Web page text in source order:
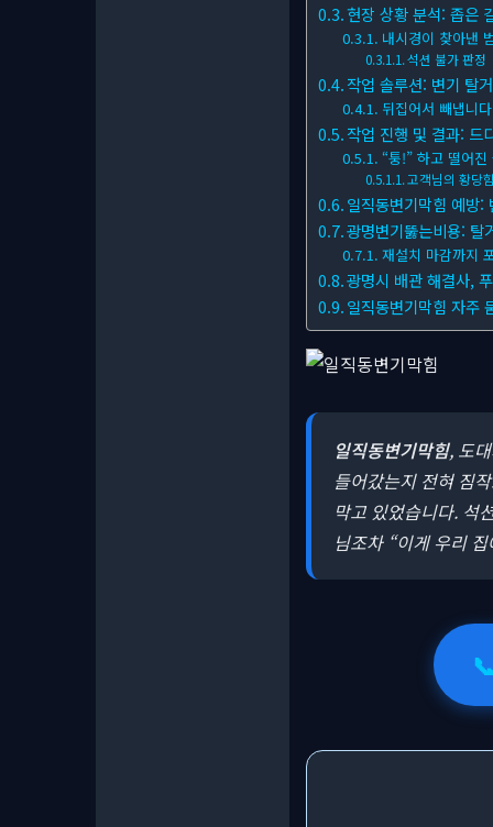
현장 상황 분석: 좁은
내시경이 찾아낸
석션 불가 판정
작업 솔루션: 변기 탈
뒤집어서 빼냅니다
작업 진행 및 결과: 드
“퉁!” 하고 떨어진
고객님의 황당
일직동변기막힘 예방:
광명변기뚫는비용: 탈
재설치 마감까지
광명시 배관 해결사,
일직동변기막힘 자주
일직동변기막힘, 도
들어갔는지 전혀 짐
막고 있었습니다. 석
님조차 “이게 우리